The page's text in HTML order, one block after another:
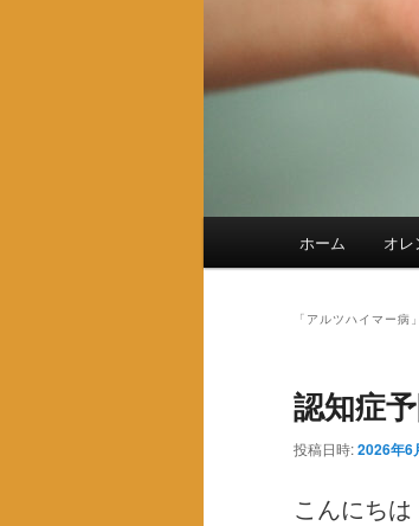
メ
コ
サ
ン
ホーム オレ
「 アルツハイマー病
認知症
投稿日時:2026年6
こんにちは